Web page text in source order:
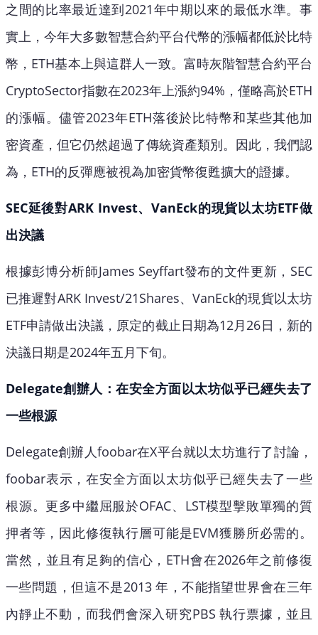
之間的比率最近達到2021年中期以來的最低水準。事
實上，今年大多數智慧合約平台代幣的漲幅都低於比特
幣，ETH基本上與這群人一致。富時灰階智慧合約平台
CryptoSector指數在2023年上漲約94%，僅略高於ETH
的漲幅。儘管2023年ETH落後於比特幣和某些其他加
密資產，但它仍然超過了傳統資產類別。因此，我們認
為，ETH的反彈應被視為加密貨幣復甦擴大的證據。
SEC延後對ARK Invest、VanEck的現貨以太坊ETF做
出決議
根據彭博分析師James Seyffart發布的文件更新，SEC
已推遲對ARK Invest/21Shares、VanEck的現貨以太坊
ETF申請做出決議，原定的截止日期為12月26日，新的
決議日期是2024年五月下旬。
Delegate創辦人：在安全方面以太坊似乎已經失去了
一些根源
Delegate創辦人foobar在X平台就以太坊進行了討論，
foobar表示，在安全方面以太坊似乎已經失去了一些
根源。更多中繼屈服於OFAC、LST模型擊敗單獨的質
押者等，因此修復執行層可能是EVM獲勝所必需的。
當然，並且有足夠的信心，ETH會在2026年之前修復
一些問題，但這不是2013 年，不能指望世界會在三年
內靜止不動，而我們會深入研究PBS 執行票據，並且